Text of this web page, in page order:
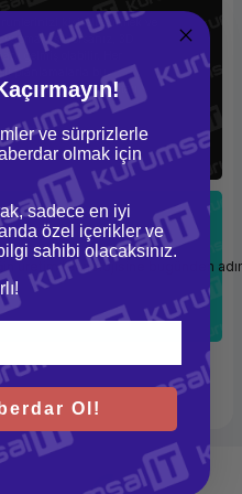
kişiselleştirmek ve
istiyorsanız, 3D
gelmiş olabilir. Her
planlamalarla bu
size rekabet avantajı
üretim teknolojisine bugünden
ve sürprizlerle
olmak için
sadece en iyi
özel içerikler ve
sahibi olacaksınız.
Ol!